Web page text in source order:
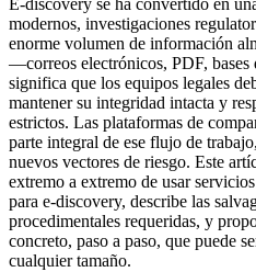
E‑discovery se ha convertido en
modernos, investigaciones
enorme volumen de información
—correos electrónicos, PDF,
significa que los equipos legales
mantener su integridad intacta y
estrictos. Las plataformas de
parte integral de ese flujo de
nuevos vectores de riesgo. Este
extremo a extremo de usar
para e‑discovery, describe las
procedimentales requeridas, y
concreto, paso a paso, que puede
cualquier tamaño.